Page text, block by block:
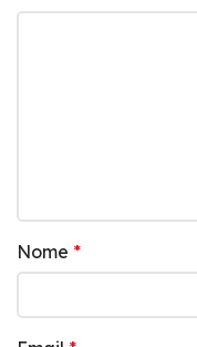
Nome *